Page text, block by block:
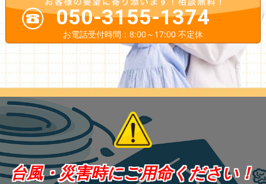
050-3155-1374
お電話受付時間：8:00～17:00 不定休
台風・災害時にご用命ください！